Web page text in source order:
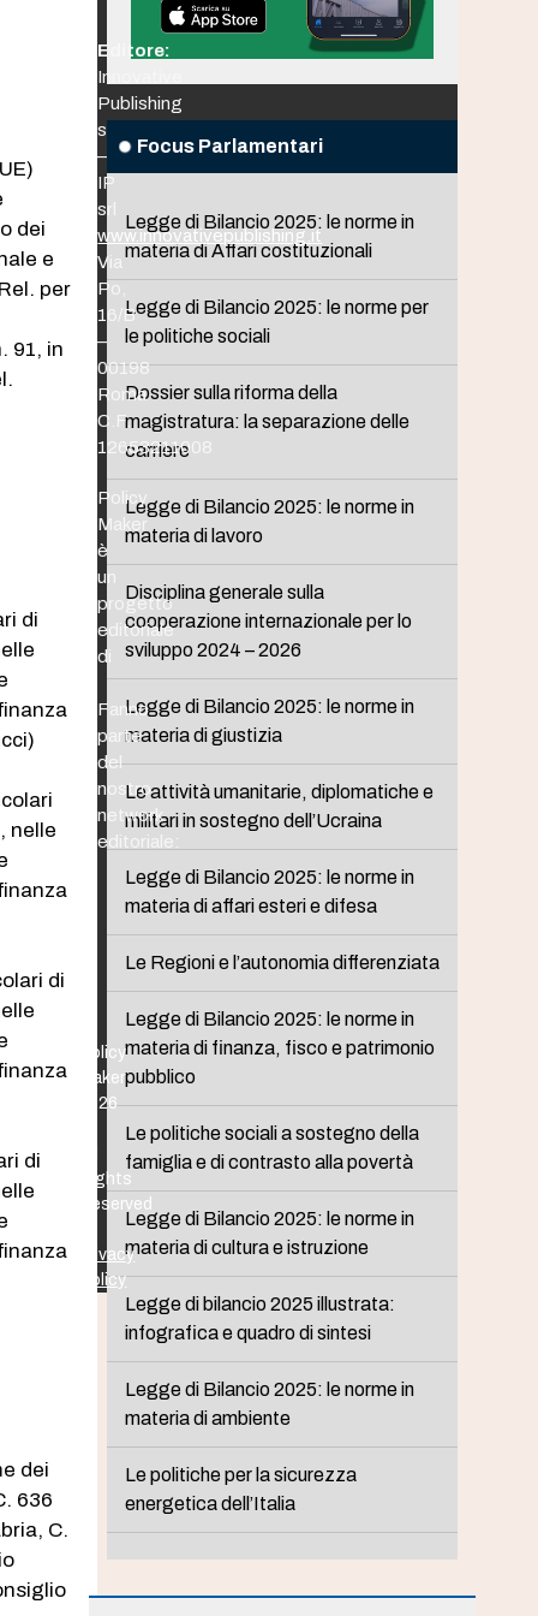
dei
e
per
91, in
di
nelle
di
di
dei
636​
C.
Focus Parlamentari
Legge di Bilancio 2025: le norme in
materia di Affari costituzionali
Legge di Bilancio 2025: le norme per
le politiche sociali
Dossier sulla riforma della
magistratura: la separazione delle
carriere
Legge di Bilancio 2025: le norme in
materia di lavoro
Disciplina generale sulla
cooperazione internazionale per lo
sviluppo 2024 – 2026
Legge di Bilancio 2025: le norme in
materia di giustizia
Le attività umanitarie, diplomatiche e
militari in sostegno dell’Ucraina
Legge di Bilancio 2025: le norme in
materia di affari esteri e difesa
Le Regioni e l’autonomia differenziata
Legge di Bilancio 2025: le norme in
materia di finanza, fisco e patrimonio
pubblico
Le politiche sociali a sostegno della
famiglia e di contrasto alla povertà
Legge di Bilancio 2025: le norme in
materia di cultura e istruzione
Legge di bilancio 2025 illustrata:
infografica e quadro di sintesi
Legge di Bilancio 2025: le norme in
materia di ambiente
Le politiche per la sicurezza
energetica dell’Italia
Editore:
Innovative
Publishing
srl
–
IP
srl
www.innovativepublishing.it
Via
Po,
16/B
–
00198
Roma
C.F.
12653211008
Policy
Maker
è
un
progetto
editoriale
di
Fanno
parte
del
nostro
network
editoriale:
Policy
Maker
2026
Rights
Reserved
Privacy
Policy